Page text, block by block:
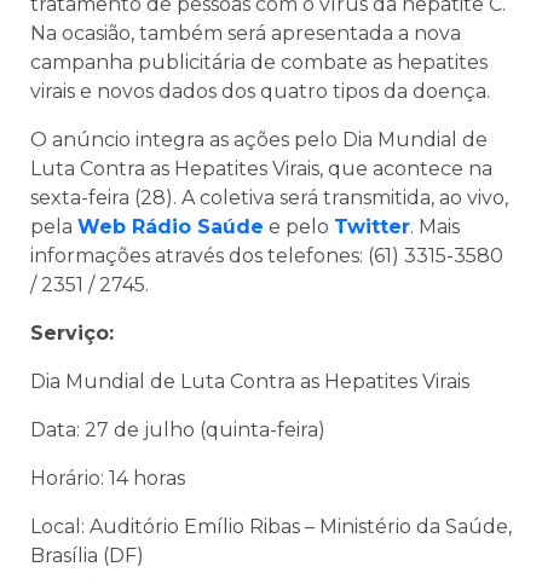
Na ocasião, também será apresentada a nova
campanha publicitária de combate as hepatites
virais e novos dados dos quatro tipos da doença.
O anúncio integra as ações pelo Dia Mundial de
Luta Contra as Hepatites Virais, que acontece na
sexta-feira (28). A coletiva será transmitida, ao vivo,
pela Web Rádio Saúde e pelo Twitter. Mais
informações através dos telefones: (61) 3315-3580
/ 2351 / 2745.
Serviço:
Dia Mundial de Luta Contra as Hepatites Virais
Data: 27 de julho (quinta-feira)
Horário: 14 horas
Local: Auditório Emílio Ribas – Ministério da Saúde,
Brasília (DF)